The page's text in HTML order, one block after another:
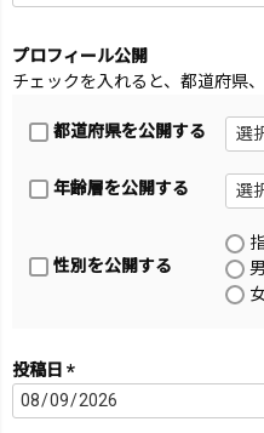
プロフィール公開
チェックを入れると、都道府県
都道府県を公開する
年齢層を公開する
性別を公開する
投稿日
(必
須)